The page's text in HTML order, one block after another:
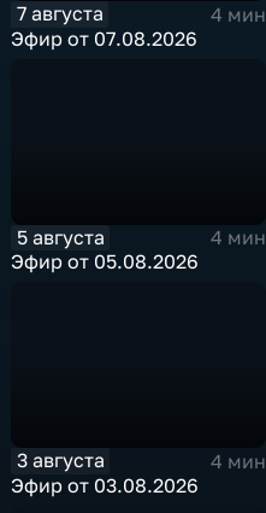
7 августа
4 мин
Эфир от 07.08.2026
5 августа
4 мин
Эфир от 05.08.2026
3 августа
4 мин
Эфир от 03.08.2026